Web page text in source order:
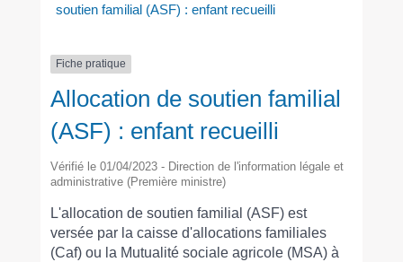
soutien familial (ASF) : enfant recueilli
Fiche pratique
Allocation de soutien familial
(ASF) : enfant recueilli
Vérifié le 01/04/2023 - Direction de l'information légale et
administrative (Première ministre)
L'allocation de soutien familial (ASF) est
versée par la caisse d'allocations familiales
(Caf) ou la Mutualité sociale agricole (MSA) à